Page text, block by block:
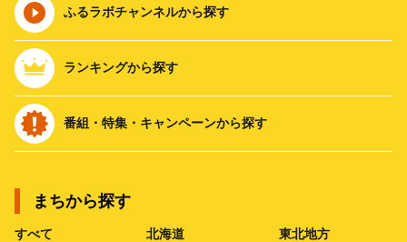
ふるラボチャンネルから探す
ランキングから探す
番組・特集・キャンペーンから探す
まちから探す
すべて 北海道 東北地方